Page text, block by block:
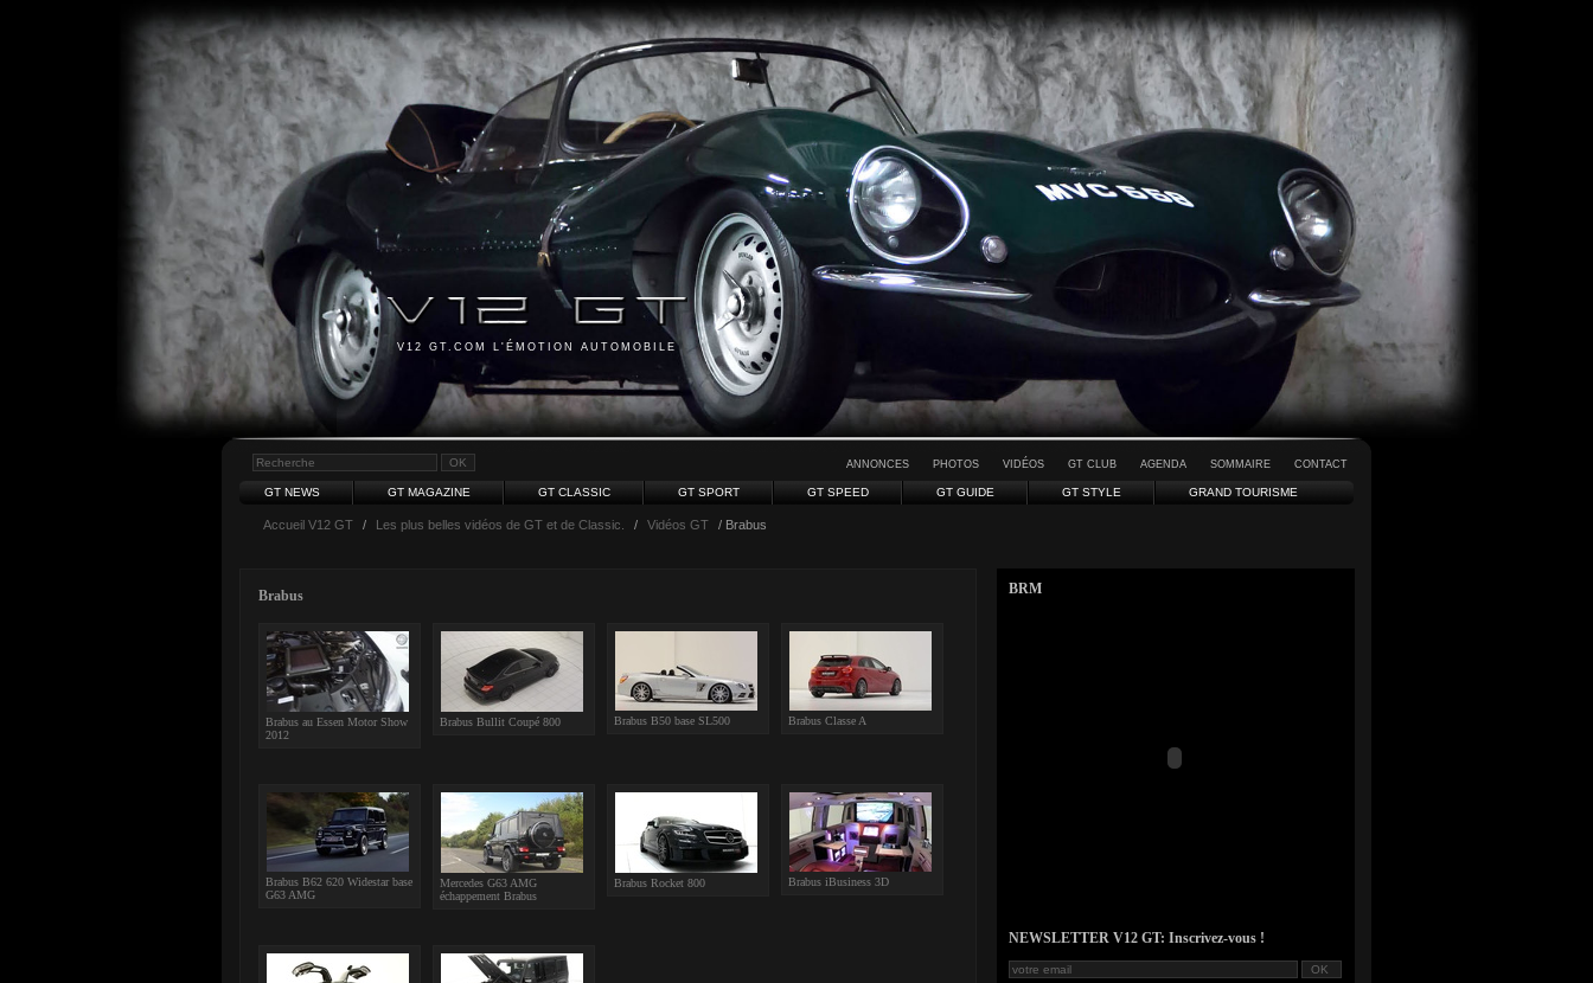
V12 GT.COM L'ÉMOTION AUTOMOBILE
ANNONCES PHOTOS VIDÉOS GT CLUB AGENDA SOMMAIRE CONTACT
GT NEWS GT MAGAZINE GT CLASSIC GT SPORT GT SPEED GT GUIDE GT STYLE GRAND TOURISME
Accueil V12 GT / Les plus belles vidéos de GT et de Classic. / Vidéos GT / Brabus
Brabus
Brabus au Essen Motor Show
2012
Brabus Bullit Coupé 800 Brabus B50 base SL500 Brabus Classe A
Brabus B62 620 Widestar base
G63 AMG
Mercedes G63 AMG
échappement Brabus
Brabus Rocket 800 Brabus iBusiness 3D
BRM
NEWSLETTER V12 GT: Inscrivez-vous !